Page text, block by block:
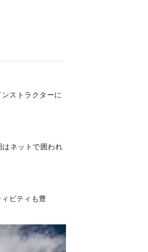
ストラクターに
ネットで囲われ
ビティも豊